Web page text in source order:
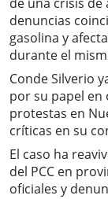
denuncias
gasolina y
durante el
Conde Silverio
por su papel
protestas en
críticas en su
El caso ha
del PCC en
oficiales y